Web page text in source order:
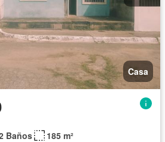
Casa
Baños
185 m²